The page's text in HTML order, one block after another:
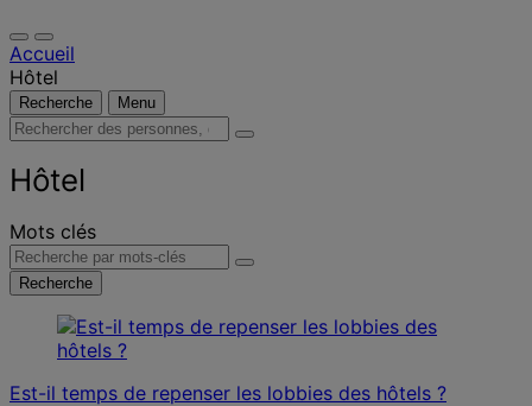
Accueil
Hôtel
Recherche Menu
Rechercher
personnes,
des
lieux,
des
actualités
et
informations
Hôtel
Mots clés
Recherche
Est-il temps de repenser les lobbies des hôtels ?